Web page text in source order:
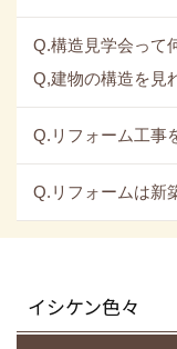
Q.構造見学会って
Q,建物の構造を見
Q.リフォーム工事
Q.リフォームは新
イシケン色々